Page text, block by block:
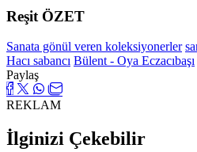
Reşit ÖZET
Sanata gönül veren koleksiyonerler
Hacı sabancı Bülent - Oya Eczacıbaşı
Paylaş
REKLAM
İlginizi Çekebilir